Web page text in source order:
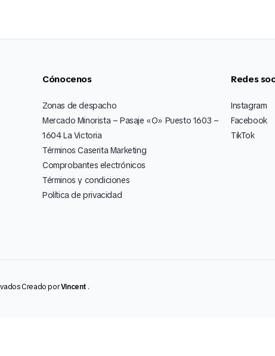
Cónocenos
Zonas de despacho
Mercado Minorista – Pasaje «O» Puesto 1603 –
1604 La Victoria
Términos Caserita Marketing
Comprobantes electrónicos
Términos y condiciones
Política de privacidad
Redes
Instagram
Facebook
TikTok
Creado porVincent .